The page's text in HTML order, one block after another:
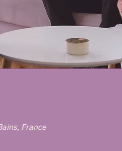
France